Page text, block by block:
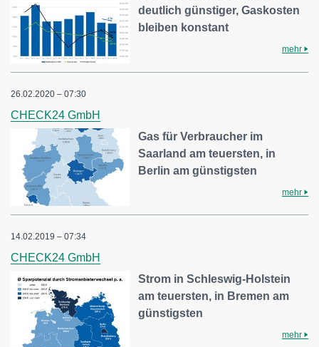
deutlich günstiger, Gaskosten
bleiben konstant
mehr
26.02.2020 – 07:30
CHECK24 GmbH
Gas für Verbraucher im
Saarland am teuersten, in
Berlin am günstigsten
mehr
14.02.2019 – 07:34
CHECK24 GmbH
Strom in Schleswig-Holstein
am teuersten, in Bremen am
günstigsten
mehr